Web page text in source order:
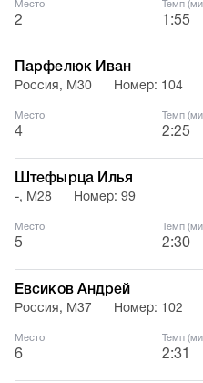
Место
2
Темп
1:55
Парфелюк Иван
Россия, М30 Номер: 104
Место
4
Темп
2:25
Штефырца Илья
-, М28 Номер: 99
Место
5
Темп
2:30
Евсиков Андрей
Россия, М37 Номер: 102
Место
6
Темп
2:31